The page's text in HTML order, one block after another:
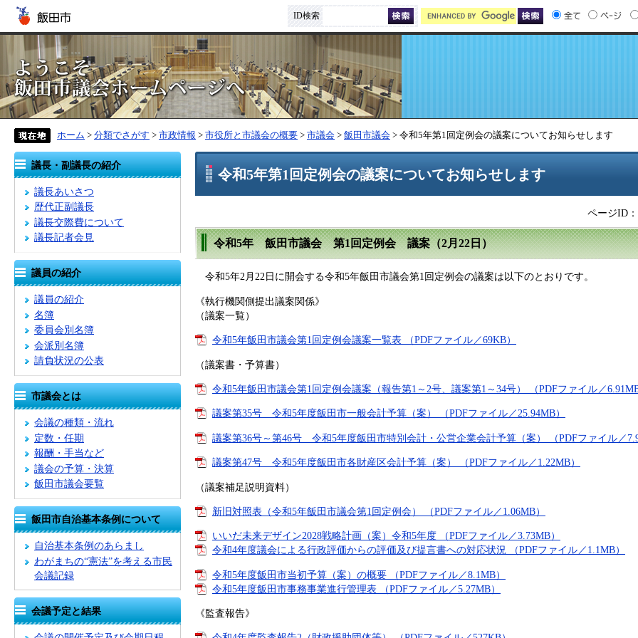
ID検索
ホーム > 分類でさがす > 市政情報 > 市役所と市議会の概要 > 市議会 > 飯田市議会 > 令和5年第1回定例会の議案についてお知らせします
議長・副議長の紹介
議長あいさつ
歴代正副議長
議長交際費について
議長記者会見
議員の紹介
議員の紹介
名簿
委員会別名簿
会派別名簿
請負状況の公表
市議会とは
会議の種類・流れ
定数・任期
報酬・手当など
議会の予算・決算
飯田市議会要覧
飯田市自治基本条例について
自治基本条例のあらまし
わがまちの“憲法”を考える市民
会議記録
会議予定と結果
令和5年第1回定例会の議案についてお知らせします
ページID：
令和5年 飯田市議会 第1回定例会 議案（2月22日）
令和5年2月22日に開会する令和5年飯田市議会第1回定例会の議案は以下のとおりです。
《執行機関側提出議案関係》
（議案一覧）
令和5年飯田市議会第1回定例会議案一覧表 （PDFファイル／69KB）
（議案書・予算書）
令和5年飯田市議会第1回定例会議案（報告第1～2号、議案第1～34号） （PDFファイル／6.91MB
議案第35号 令和5年度飯田市一般会計予算（案） （PDFファイル／25.94MB）
議案第36号～第46号 令和5年度飯田市特別会計・公営企業会計予算（案） （PDFファイル／
議案第47号 令和5年度飯田市各財産区会計予算（案） （PDFファイル／1.22MB）
（議案補足説明資料）
新旧対照表（令和5年飯田市議会第1回定例会） （PDFファイル／1.06MB）
いいだ未来デザイン2028戦略計画（案）令和5年度 （PDFファイル／3.73MB）
令和4年度議会による行政評価からの評価及び提言書への対応状況 （PDFファイル／1.1MB）
令和5年度飯田市当初予算（案）の概要 （PDFファイル／8.1MB）
令和5年度飯田市事務事業進行管理表 （PDFファイル／5.27MB）
《監査報告》